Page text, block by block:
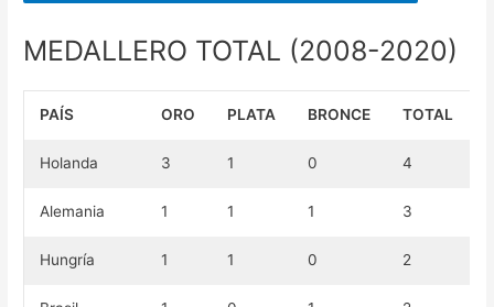
MEDALLERO TOTAL (2008-2020)
PAÍS ORO PLATA BRONCE TOTAL
Holanda 3 1 0 4
Alemania 1 1 1 3
Hungría 1 1 0 2